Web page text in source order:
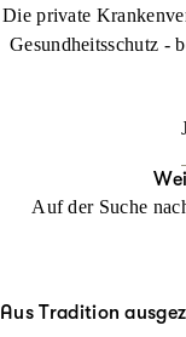
Die private
Gesundheitsschutz -
Auf der Suche
Aus Tradition